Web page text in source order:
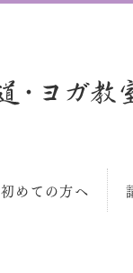
初めての方へ